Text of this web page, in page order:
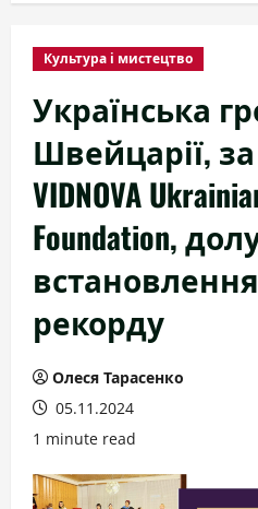
Культура і мистецтво
Українська
Швейцарії, за
VIDNOVA
Foundation,
рекорду
Олеся Тарасенко
05.11.2024
1 minute read